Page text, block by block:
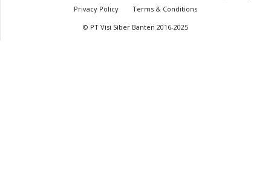
Privacy Policy
Terms & Conditions
© PT Visi Siber Banten 2016-2025